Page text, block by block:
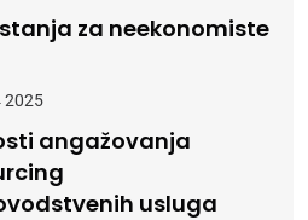
za neekonomiste
2025
angažovanja
usluga